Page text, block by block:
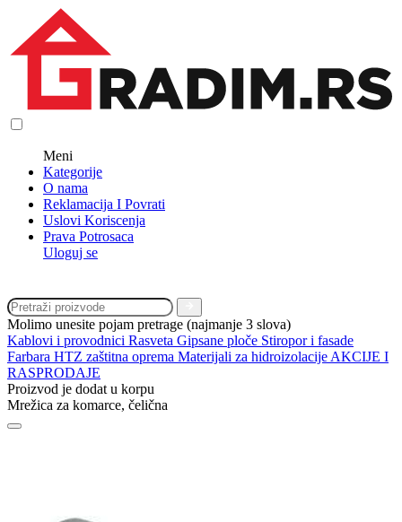
Meni
Kategorije
O nama
Reklamacija I Povrati
Uslovi Koriscenja
Prava Potrosaca
Uloguj se
Molimo unesite pojam pretrage (najmanje 3 slova)
Kablovi i provodnici Rasveta Gipsane ploče Stiropor i fasade
Farbara HTZ zaštitna oprema Materijali za hidroizolacije AKCIJE I
RASPRODAJE
Proizvod je dodat u korpu
Mrežica za komarce, čelična